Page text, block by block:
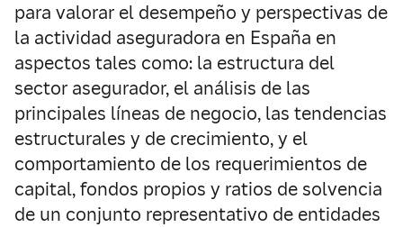
para valorar el desempeño y perspectivas de
la actividad aseguradora en España en
aspectos tales como: la estructura del
sector asegurador, el análisis de las
principales líneas de negocio, las tendencias
estructurales y de crecimiento, y el
comportamiento de los requerimientos de
capital, fondos propios y ratios de solvencia
de un conjunto representativo de entidades